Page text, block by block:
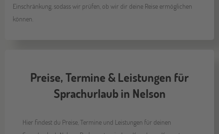
Einschränkung, sodass wir prüfen, ob wir dir deine Reise ermöglichen
können.
Preise, Termine & Leistungen für
Sprachurlaub in Nelson
Hier findest du Preise, Termine und Leistungen für deinen